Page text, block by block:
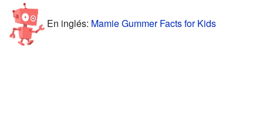
En inglés: Mamie Gummer Facts for Kids